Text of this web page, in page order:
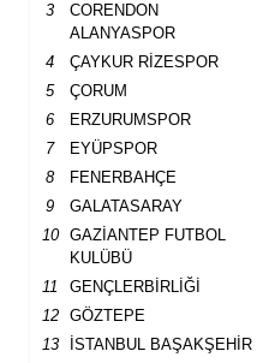
3
CORENDON
ALANYASPOR
4 ÇAYKUR RİZESPOR
5
ÇORUM
6
ERZURUMSPOR
7
EYÜPSPOR
8
FENERBAHÇE
9
GALATASARAY
10
GAZİANTEP FUTBOL
KULÜBÜ
11 GENÇLERBİRLİĞİ
12
GÖZTEPE
13
İSTANBUL BAŞAKŞEHİR